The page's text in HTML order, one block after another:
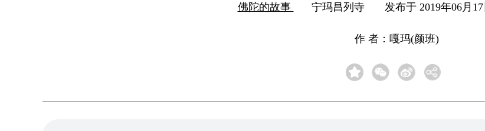
佛陀的故事 宁玛昌列寺 发布于 2019年06月
作 者：嘎玛(颜班)